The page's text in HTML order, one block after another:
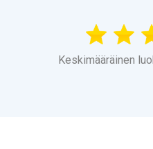
Keskimääräinen